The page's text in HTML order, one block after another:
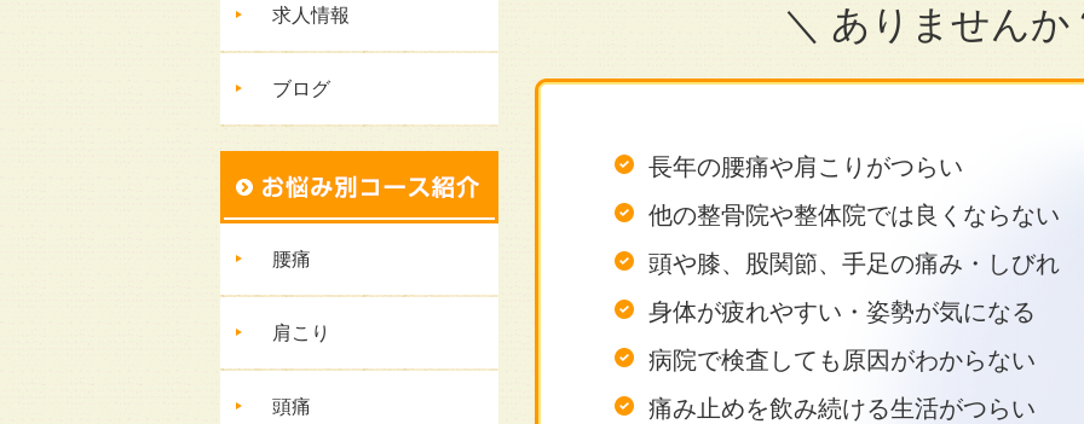
求人情報
ブログ
腰痛
肩こり
頭痛
＼ ありませんか
長年の腰痛や肩こりがつらい
他の整骨院や整体院では良くならない
頭や膝、股関節、手足の痛み・しびれ
身体が疲れやすい・姿勢が気になる
病院で検査しても原因がわからない
痛み止めを飲み続ける生活がつらい